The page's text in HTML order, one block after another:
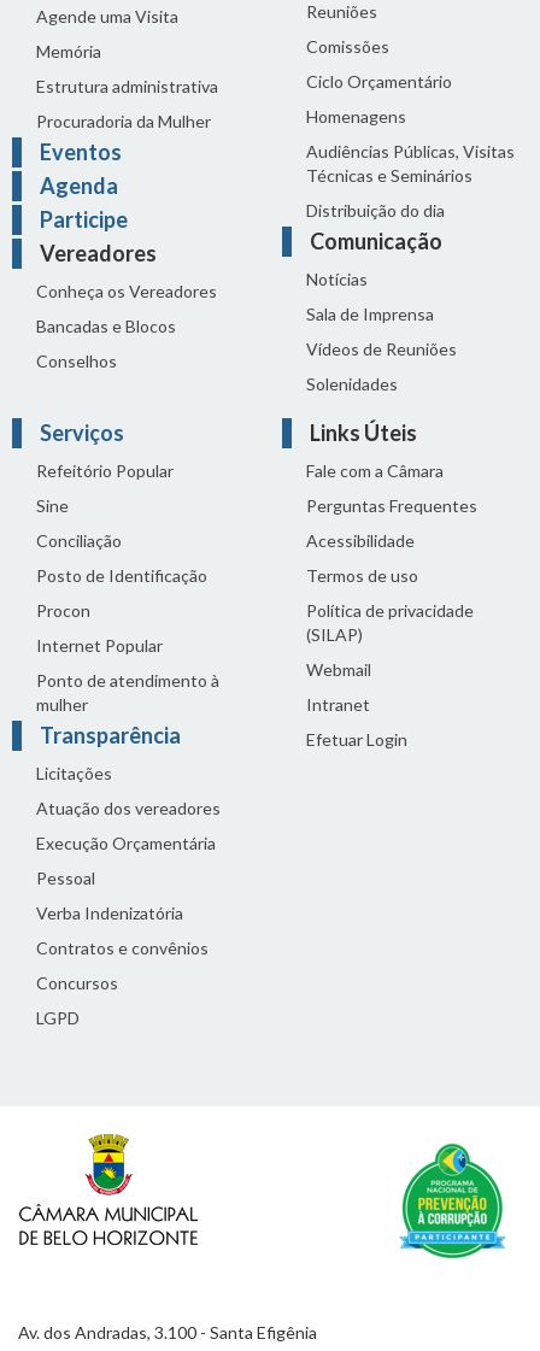
Agende uma Visita
Memória
Estrutura administrativa
Procuradoria da Mulher
Eventos
Agenda
Participe
Vereadores
Conheça os Vereadores
Bancadas e Blocos
Conselhos
Reuniões
Comissões
Ciclo Orçamentário
Homenagens
Audiências Públicas, Visitas
Técnicas e Seminários
Distribuição do dia
Comunicação
Notícias
Sala de Imprensa
Vídeos de Reuniões
Solenidades
Serviços
Refeitório Popular
Sine
Conciliação
Posto de Identificação
Procon
Internet Popular
Ponto de atendimento à
mulher
Transparência
Licitações
Atuação dos vereadores
Execução Orçamentária
Pessoal
Verba Indenizatória
Contratos e convênios
Concursos
LGPD
Links Úteis
Fale com a Câmara
Perguntas Frequentes
Acessibilidade
Termos de uso
Política de privacidade
(SILAP)
Webmail
Intranet
Efetuar Login
Av. dos Andradas, 3.100 - Santa Efigênia